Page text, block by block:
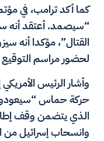
كما أكد ترامب، في
“سيصمد. أعتقد
القتال”، مؤكدا أنه
لحضور مراسم التوقيع
وأشار الرئيس
حركة حماس
الذي يتضمن وقف
وانسحاب إسرائيل من